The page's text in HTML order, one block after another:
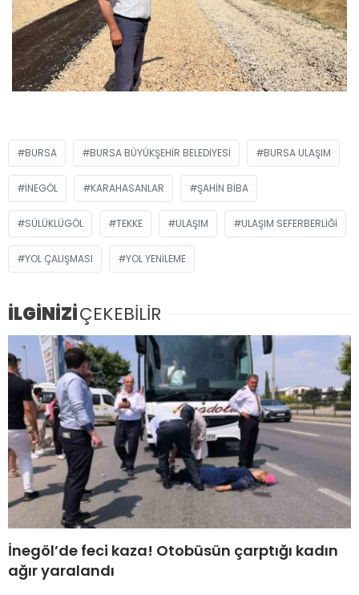
BURSA BURSA BÜYÜKŞEHIR BELEDIYESI BURSA ULAŞIM
İNEGÖL KARAHASANLAR ŞAHIN BIBA
SÜLÜKLÜGÖL TEKKE ULAŞIM ULAŞIM SEFERBERLIĞI
YOL ÇALIŞMASI YOL YENILEME
İLGİNİZİÇEKEBİLİR
İnegöl’de feci kaza! Otobüsün çarptığı kadın
ağır yaralandı